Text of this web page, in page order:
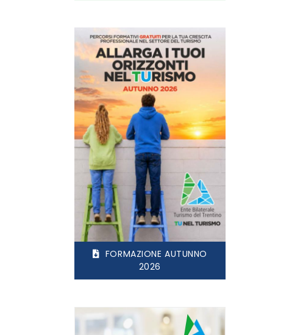
FORMAZIONE AUTUNNO
2026